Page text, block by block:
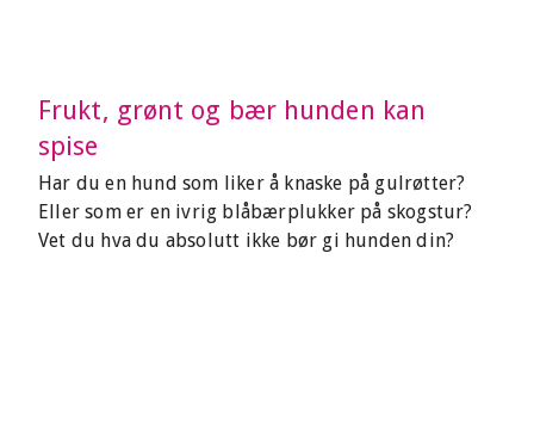
Frukt, grønt og bær hunden kan
spise
Har du en hund som liker å knaske på gulrøtter?
Eller som er en ivrig blåbærplukker på skogstur?
Vet du hva du absolutt ikke bør gi hunden din?